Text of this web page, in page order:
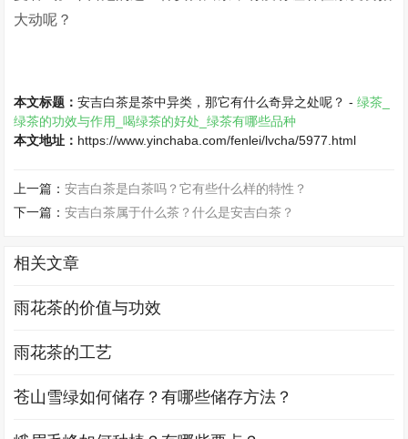
大动呢？
本文标题：安吉白茶是茶中异类，那它有什么奇异之处呢？ -绿茶_
绿茶的功效与作用_喝绿茶的好处_绿茶有哪些品种
本文地址： https://www.yinchaba.com/fenlei/lvcha/5977.html
上一篇：安吉白茶是白茶吗？它有些什么样的特性？
下一篇：安吉白茶属于什么茶？什么是安吉白茶？
相关文章
雨花茶的价值与功效
雨花茶的工艺
苍山雪绿如何储存？有哪些储存方法？